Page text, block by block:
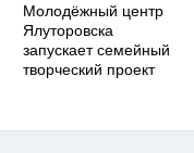
Молодёжный центр
Ялуторовска
запускает семейный
творческий проект